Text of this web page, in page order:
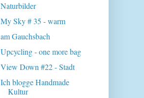
Naturbilder
My Sky # 35 - warm
am Gauchsbach
Upcycling - one more bag
View Down #22 - Stadt
Ich blogge Handmade
Kultur